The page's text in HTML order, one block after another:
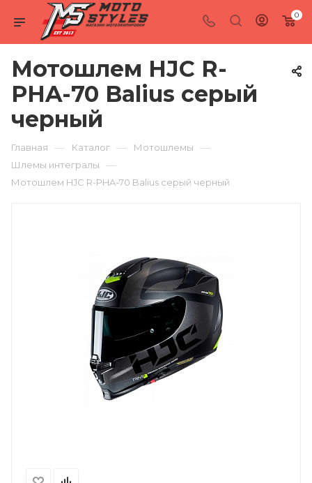
0
Мотошлем HJC R-
PHA-70 Balius серый
черный
Главная — Каталог — Мотошлемы —
Шлемы интегралы —
Мотошлем HJC R-PHA-70 Balius серый черный